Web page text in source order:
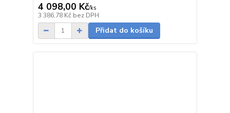
4 098,00 Kč/ks
3 386,78 Kč bez DPH
Přidat do košíku